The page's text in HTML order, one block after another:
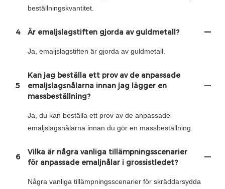
beställningskvantitet.
4 Är emaljslagstiften gjorda av guldmetall?
Ja, emaljslagstiften är gjorda av guldmetall.
5
Kan jag beställa ett prov av de anpassade
emaljslagsnålarna innan jag lägger en
massbeställning?
Ja, du kan beställa ett prov av de anpassade
emaljslagsnålarna innan du gör en massbeställning.
6
Vilka är några vanliga tillämpningsscenarier
för anpassade emaljnålar i grossistledet?
Några vanliga tillämpningsscenarier för skräddarsydda